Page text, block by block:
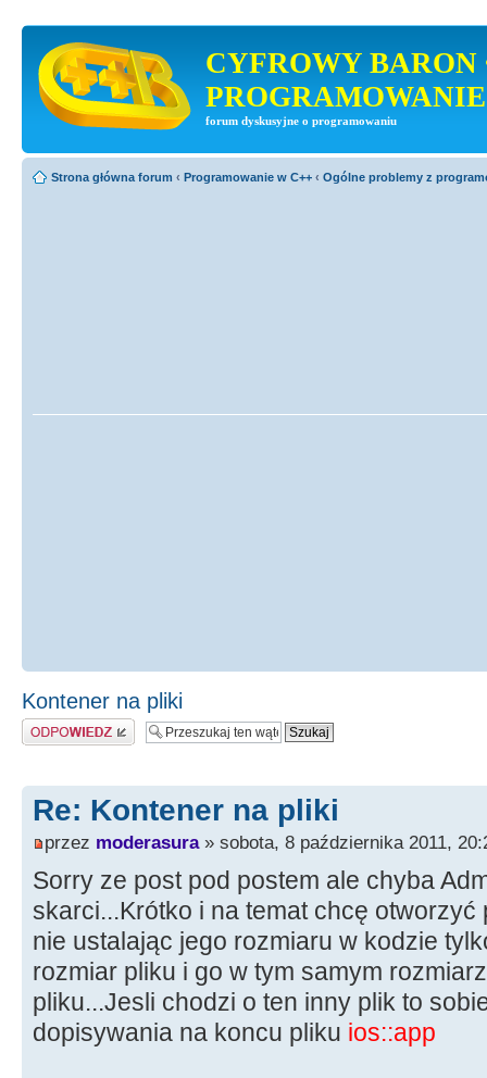
CYFROWY BARON
PROGRAMOWANIE
forum dyskusyjne o programowaniu
Strona główna forum ‹ Programowanie w C++ ‹ Ogólne problemy z
Kontener na pliki
Odpowiedz
Re: Kontener na pliki
przez moderasura» sobota, 8 października 2011,
Sorry ze post pod postem ale chyba
skarci...Krótko i na temat chcę
nie ustalając jego rozmiaru w kodzie
rozmiar pliku i go w tym samym
pliku...Jesli chodzi o ten inny plik to
dopisywania na koncu pliku ios::app